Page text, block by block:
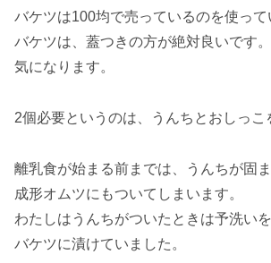
バケツは100均で売っているのを使って
バケツは、蓋つきの方が絶対良いです
気になります。
2個必要というのは、うんちとおしっこ
離乳食が始まる前までは、うんちが固
成形オムツにもついてしまいます。
わたしはうんちがついたときは予洗い
バケツに漬けていました。